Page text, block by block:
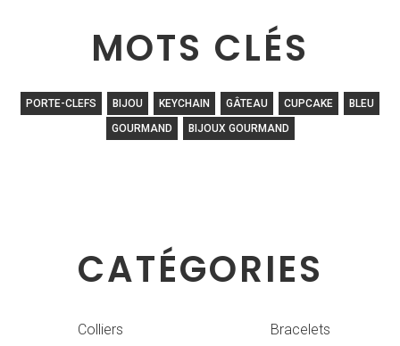
MOTS CLÉS
PORTE-CLEFS BIJOU KEYCHAIN GÂTEAU CUPCAKE
BLEU
GOURMAND
BIJOUX GOURMAND
CATÉGORIES
Colliers Bracelets